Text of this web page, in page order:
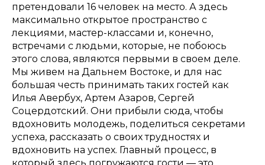
претендовали 16 человек на место. А здесь
максимально открытое пространство с
лекциями, мастер-классами и, конечно,
встречами с людьми, которые, не побоюсь
этого слова, являются первыми в своем деле.
Мы живем на Дальнем Востоке, и для нас
большая честь принимать таких гостей как
Илья Авербух, Артем Азаров, Сергей
Соцердотский. Они прибыли сюда, чтобы
вдохновить молодежь, поделиться секретами
успеха, рассказать о своих трудностях и
вдохновить на успех. Главный процесс, в